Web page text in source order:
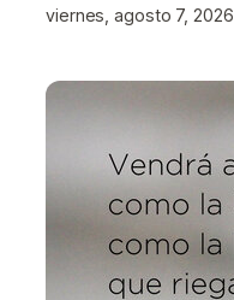
viernes, agosto 7, 2026